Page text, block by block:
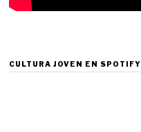
CULTURA JOVEN EN SPOTIFY